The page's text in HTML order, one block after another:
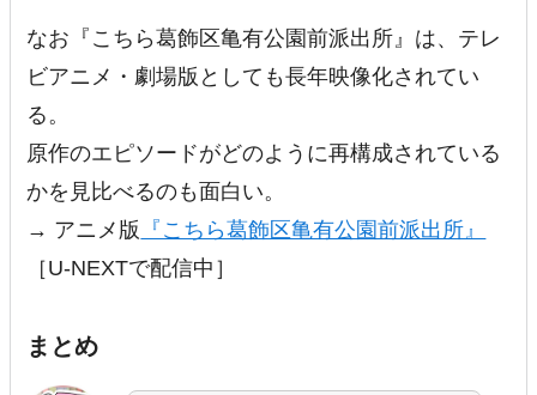
なお『こちら葛飾区亀有公園前派出所』は、テレ
ビアニメ・劇場版としても長年映像化されてい
る。
原作のエピソードがどのように再構成されている
かを見比べるのも面白い。
→ アニメ版
『こちら葛飾区亀有公園前派出所』
［U-NEXTで配信中］
まとめ